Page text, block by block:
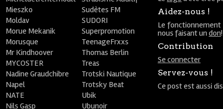
Aidez-nous !
Le
nous faisant undon!
Contribution
Se connecter
Servez-vous !
Ce post est aussi
Mieszko
Moldav
Morue Mekanik
Morusque
Mr Kindhoover
MYCOSTER
Nadine Graudchibre
Napel
NATE
Nils Gasp
Sudètes FM
SUDORI
Superpromotion
TeenageFrxxs
Thomas Berlin
Treas
Trotski Nautique
Trotsky Beat
Ubik
Ubunoir